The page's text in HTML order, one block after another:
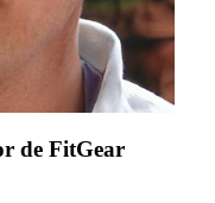
de FitGear